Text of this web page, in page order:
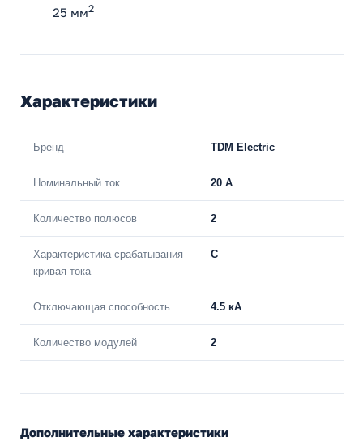
25 мм2
Характеристики
Бренд TDM Electric
Номинальный ток 20 A
Количество полюсов 2
Характеристика срабатывания
кривая тока
C
Отключающая способность 4.5 кА
Количество модулей 2
Дополнительные характеристики